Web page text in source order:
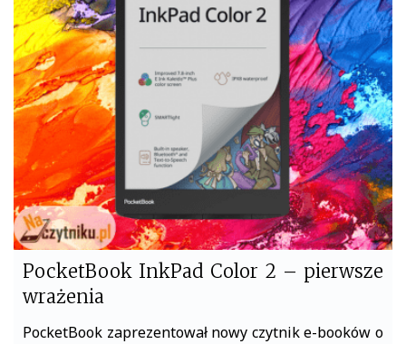
b
o
o
k
t
e
r
PocketBook InkPad Color 2 – pierwsze
wrażenia
PocketBook zaprezentował nowy czytnik e-booków o